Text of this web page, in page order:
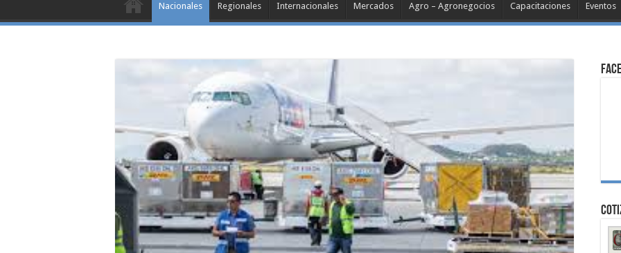
Nacionales Regionales Internacionales Mercados Agro – Agronegocios Capacitaciones Eventos